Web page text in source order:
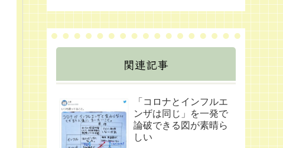
関連記事
「コロナとインフルエ
ンザは同じ」を一発で
論破できる図が素晴ら
しい